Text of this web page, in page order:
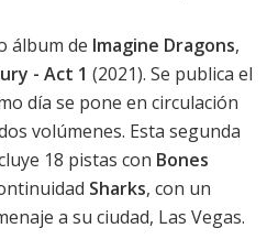
álbum de Imagine Dragons,
- Act 1 (2021). Se publica el
día se pone en circulación
volúmenes. Esta segunda
18 pistas con Bones
Sharks, con un
a su ciudad, Las Vegas.